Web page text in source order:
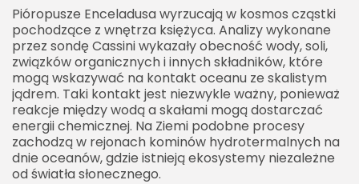
Pióropusze Enceladusa wyrzucają w kosmos cząstki
pochodzące z wnętrza księżyca. Analizy wykonane
przez sondę Cassini wykazały obecność wody, soli,
związków organicznych i innych składników, które
mogą wskazywać na kontakt oceanu ze skalistym
jądrem. Taki kontakt jest niezwykle ważny, ponieważ
reakcje między wodą a skałami mogą dostarczać
energii chemicznej. Na Ziemi podobne procesy
zachodzą w rejonach kominów hydrotermalnych na
dnie oceanów, gdzie istnieją ekosystemy niezależne
od światła słonecznego.